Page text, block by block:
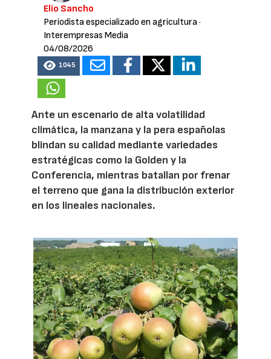
Elio Sancho
Periodista especializado en agricultura·
Interempresas Media
04/08/2026
1045
Ante un escenario de alta volatilidad
climática, la manzana y la pera españolas
blindan su calidad mediante variedades
estratégicas como la Golden y la
Conferencia, mientras batallan por frenar
el terreno que gana la distribución exterior
en los lineales nacionales.